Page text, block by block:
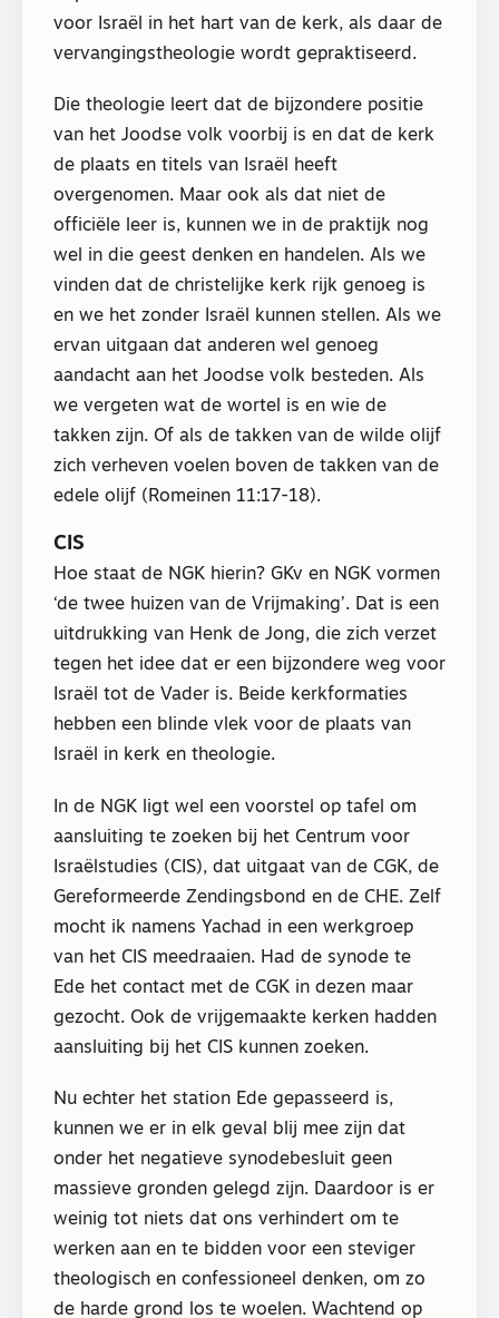
voor Israël in het hart van de kerk, als daar de
vervangingstheologie wordt gepraktiseerd.
Die theologie leert dat de bijzondere positie
van het Joodse volk voorbij is en dat de kerk
de plaats en titels van Israël heeft
overgenomen. Maar ook als dat niet de
officiële leer is, kunnen we in de praktijk nog
wel in die geest denken en handelen. Als we
vinden dat de christelijke kerk rijk genoeg is
en we het zonder Israël kunnen stellen. Als we
ervan uitgaan dat anderen wel genoeg
aandacht aan het Joodse volk besteden. Als
we vergeten wat de wortel is en wie de
takken zijn. Of als de takken van de wilde olijf
zich verheven voelen boven de takken van de
edele olijf (Romeinen 11:17-18).
CIS
Hoe staat de NGK hierin? GKv en NGK vormen
‘de twee huizen van de Vrijmaking’. Dat is een
uitdrukking van Henk de Jong, die zich verzet
tegen het idee dat er een bijzondere weg voor
Israël tot de Vader is. Beide kerkformaties
hebben een blinde vlek voor de plaats van
Israël in kerk en theologie.
In de NGK ligt wel een voorstel op tafel om
aansluiting te zoeken bij het Centrum voor
Israëlstudies (CIS), dat uitgaat van de CGK, de
Gereformeerde Zendingsbond en de CHE. Zelf
mocht ik namens Yachad in een werkgroep
van het CIS meedraaien. Had de synode te
Ede het contact met de CGK in dezen maar
gezocht. Ook de vrijgemaakte kerken hadden
aansluiting bij het CIS kunnen zoeken.
Nu echter het station Ede gepasseerd is,
kunnen we er in elk geval blij mee zijn dat
onder het negatieve synodebesluit geen
massieve gronden gelegd zijn. Daardoor is er
weinig tot niets dat ons verhindert om te
werken aan en te bidden voor een steviger
theologisch en confessioneel denken, om zo
de harde grond los te woelen. Wachtend op